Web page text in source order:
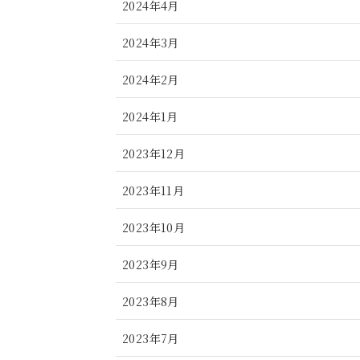
2024年4月
2024年3月
2024年2月
2024年1月
2023年12月
2023年11月
2023年10月
2023年9月
2023年8月
2023年7月